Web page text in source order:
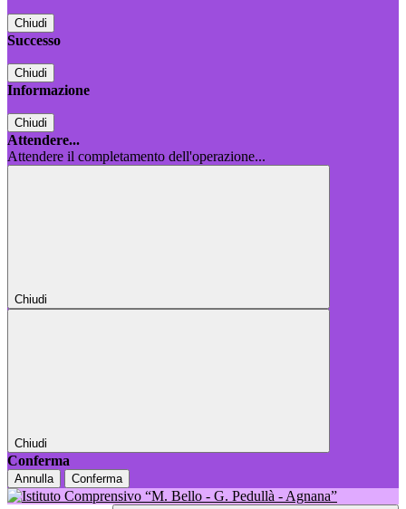
Chiudi
Successo
Chiudi
Informazione
Chiudi
Attendere...
Attendere il completamento dell'operazione...
Chiudi
Chiudi
Conferma
Annulla Conferma